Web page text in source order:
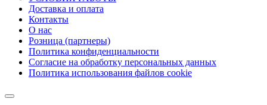
Доставка и оплата
Контакты
О наc
Розница (партнеры)
Политика конфиденциальности
Согласие на обработку персональных данных
Политика использования файлов сookie